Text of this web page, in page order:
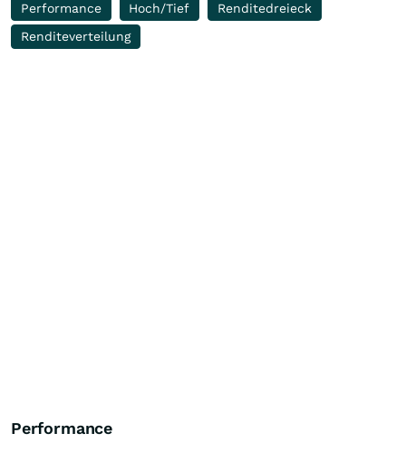
Performance Hoch/Tief
Renditedreieck
Renditeverteilung
Performance